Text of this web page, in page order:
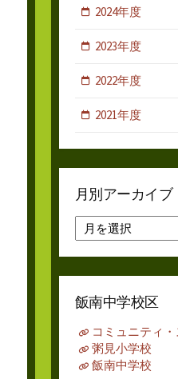
2024年度
2023年度
2022年度
2021年度
月別アーカイブ
別
ア
ー
イ
飯南中学校区
コミュニティ
粥見小学校
飯南中学校